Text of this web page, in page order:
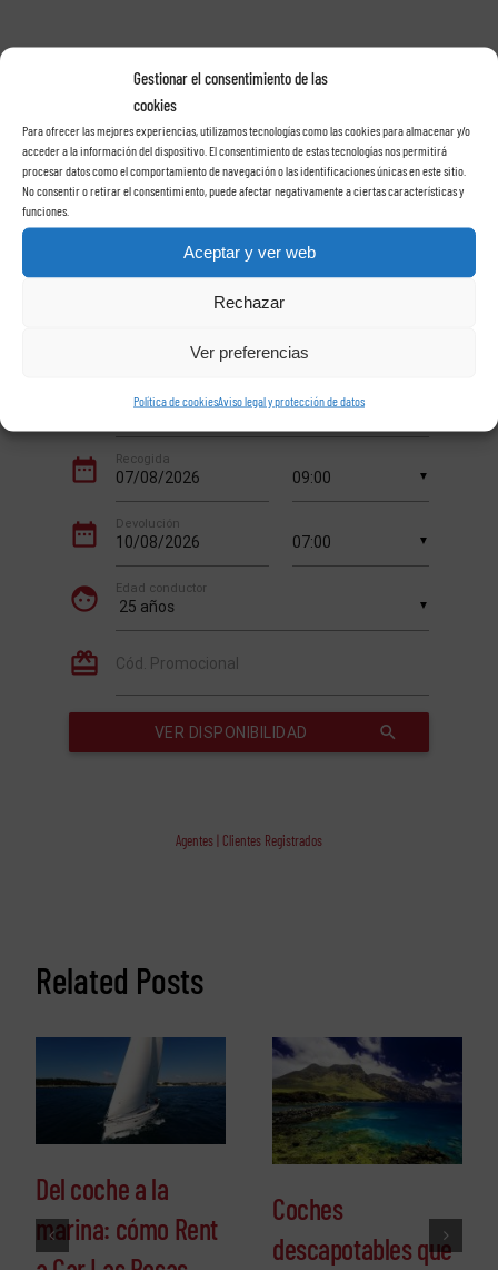
Gestionar el consentimiento de las
cookies
Para ofrecer las mejores experiencias, utilizamos tecnologías como las cookies para almacenar y/o
acceder a la información del dispositivo. El consentimiento de estas tecnologías nos permitirá
procesar datos como el comportamiento de navegación o las identificaciones únicas en este sitio.
No consentir o retirar el consentimiento, puede afectar negativamente a ciertas características y
funciones.
Aceptar y ver web
Rechazar
Ver preferencias
Política de cookiesAviso legal y protección de datos
Alquile su coche con
Rent a car Las Rosas
en Tenerife
Agentes | Clientes Registrados
Related Posts
Del coche a la
marina: cómo Rent
Coches
descapotables que